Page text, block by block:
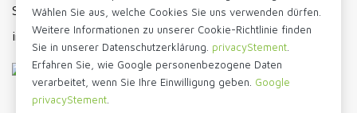
Standardhöhen sind 5, 6, 7, 9 und 24 cm – eine
individuelle Anpassung ist ebenfalls möglich.
Wählen Sie aus, welche Cookies Sie uns verwenden dürfen.
Weitere Informationen zu unserer Cookie-Richtlinie finden
Sie in unserer Datenschutzerklärung. privacyStement
Erfahren Sie, wie Google personenbezogene Daten
verarbeitet, wenn Sie Ihre Einwilligung geben. Google
privacyStement